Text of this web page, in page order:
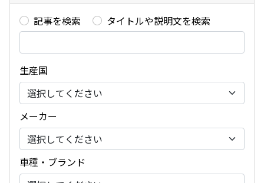
記事を検索 タイトルや説明文を検索
生産国
メーカー
車種・ブランド